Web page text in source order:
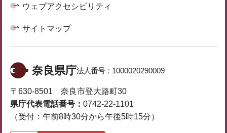
ウェブアクセシビリティ
サイトマップ
奈良県庁法人番号： 1000020290009
〒630-8501 奈良市登大路町30
県庁代表電話番号： 0742-22-1101
（受付：午前8時30分から午後5時15分）